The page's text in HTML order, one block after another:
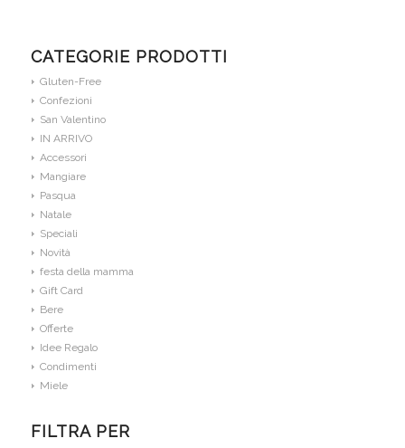
CATEGORIE PRODOTTI
Gluten-Free
Confezioni
San Valentino
IN ARRIVO
Accessori
Mangiare
Pasqua
Natale
Speciali
Novità
festa della mamma
Gift Card
Bere
Offerte
Idee Regalo
Condimenti
Miele
FILTRA PER